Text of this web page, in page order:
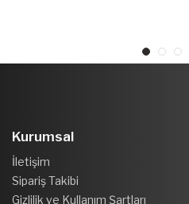
Kurumsal
İletişim
Sipariş Takibi
Gizlilik ve Kullanım Şartları